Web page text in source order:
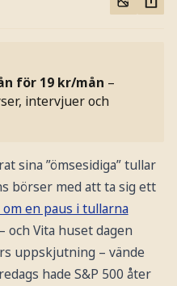
för 19 kr/mån –
intervjuer och
sina ”ömsesidiga” tullar
börser med att ta sig ett
en paus i tullarna
och Vita huset dagen
uppskjutning – vände
hade S&P 500 åter